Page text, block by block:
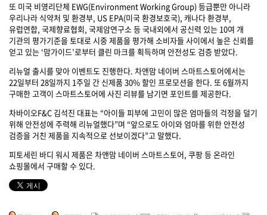
또 미국 비영리단체 EWG(Environment Working Group) 등급뿐만 아니라
우리나라 식약처 및 환경부, US EPA(미국 환경보호국), 캐나다 환경부,
유럽연합, 국제향료협회, 국제암연구소 등 국내외에서 공신력 있는 10여 개
기관의 평가기준을 토대로 시중 제품을 평가해 소비자들 사이에서 높은 신뢰를
얻고 있는 ‘맘가이드’로부터 클린 마크를 획득하며 안전성도 검증 받았다.
리뉴얼 출시를 맞아 이벤트도 진행한다. 차앤맘 네이버 스마트스토어에서는
22일부터 28일까지 1주일 간 신제품 30% 할인 프로모션을 한다. 또 6월까지
구매한 고객이 스마트스토어에 사진 리뷰를 남기면 포인트를 제공한다.
차바이오F&C 김석진 대표는 “아이들 피부에 고민이 많은 엄마들의 걱정을 덜기
위해 안전성에 주력해 리뉴얼했다”며 “앞으로도 아이와 엄마를 위한 안전성
검증을 거친 제품을 지속적으로 선보이겠다”고 말했다.
피토세린 바디 워시 제품은 차앤맘 네이버 스마트스토어, 쿠팡 등 온라인
쇼핑몰에서 구매할 수 있다.